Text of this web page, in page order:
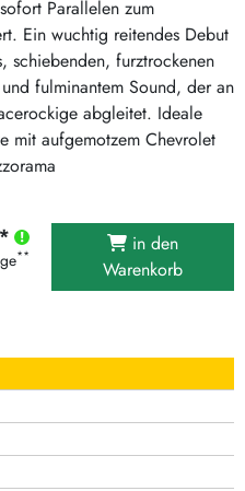
Parallelen zum
Ein wuchtig reitendes Debut
schiebenden, furztrockenen
fulminantem Sound, der an
abgleitet. Ideale
mit aufgemotzem Chevrolet
**
in den
Warenkorb